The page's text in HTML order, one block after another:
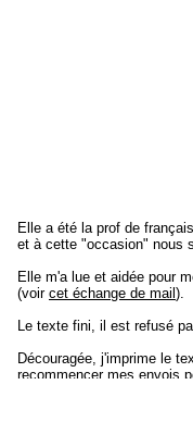
Elle a été la prof de
et à cette "occasion" nous
Elle m'a lue et aidée pour
(voir cet échange de mail ).
Le texte fini, il est refusé
Découragée, j'imprime le
recommencer mes envois